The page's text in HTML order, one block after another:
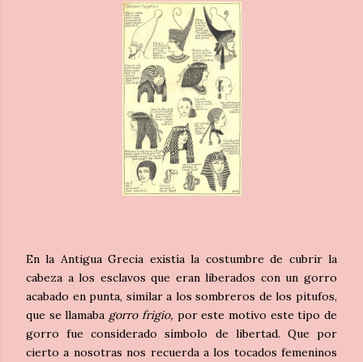
En la Antigua Grecia existía la costumbre de cubrir la
cabeza a los esclavos que eran liberados con un gorro
acabado en punta, similar a los sombreros de los pitufos,
que se llamaba gorro frigio, por este motivo este tipo de
gorro fue considerado símbolo de libertad. Que por
cierto a nosotras nos recuerda a los tocados femeninos